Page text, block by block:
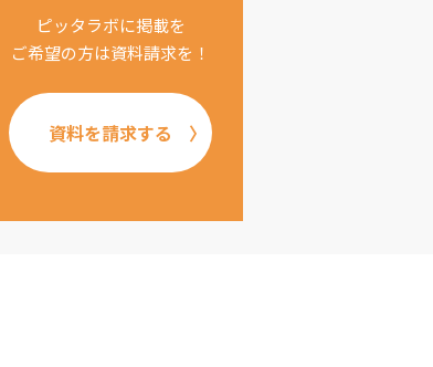
ピッタラボに掲載を
ご希望の方は資料請求を！
資料を請求する